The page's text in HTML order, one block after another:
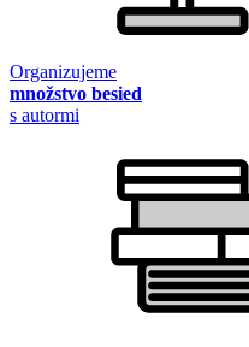
Organizujeme
množstvo besied
s autormi